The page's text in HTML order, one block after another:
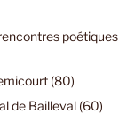
poétiques
(80)
de Bailleval (60)